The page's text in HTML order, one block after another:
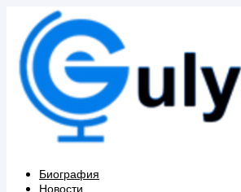
Перейти
содержимому
Биография
Новости